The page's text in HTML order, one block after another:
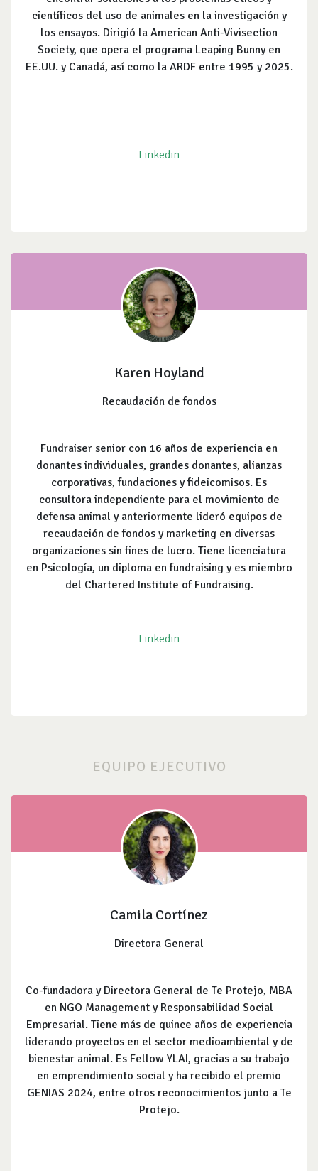
científicos del uso de animales en la investigación y
los ensayos. Dirigió la American Anti-Vivisection
Society, que opera el programa Leaping Bunny en
EE.UU. y Canadá, así como la ARDF entre 1995 y 2025.
Linkedin
Karen Hoyland
Recaudación de fondos
Fundraiser senior con 16 años de experiencia en
donantes individuales, grandes donantes, alianzas
corporativas, fundaciones y fideicomisos. Es
consultora independiente para el movimiento de
defensa animal y anteriormente lideró equipos de
recaudación de fondos y marketing en diversas
organizaciones sin fines de lucro. Tiene licenciatura
en Psicología, un diploma en fundraising y es miembro
del Chartered Institute of Fundraising.
Linkedin
EQUIPO EJECUTIVO
Camila Cortínez
Directora General
Co-fundadora y Directora General de Te Protejo, MBA
en NGO Management y Responsabilidad Social
Empresarial. Tiene más de quince años de experiencia
liderando proyectos en el sector medioambiental y de
bienestar animal. Es Fellow YLAI, gracias a su trabajo
en emprendimiento social y ha recibido el premio
GENIAS 2024, entre otros reconocimientos junto a Te
Protejo.